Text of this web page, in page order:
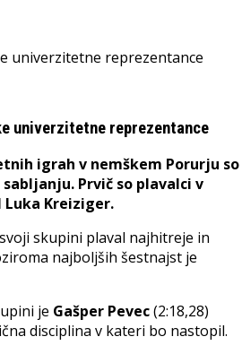
univerzitetne reprezentance
igrah v nemškem Porurju so
Prvič so plavalci v
Kreiziger.
skupini plaval najhitreje in
najboljših šestnajst je
je Gašper Pevec(2:18,28)
disciplina v kateri bo nastopil.